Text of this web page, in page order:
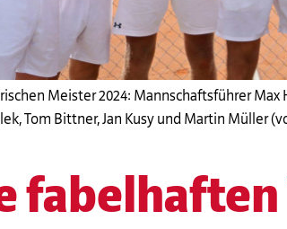
Meister 2024: Mannschaftsführer Max
Tom Bittner, Jan Kusy und Martin Müller
fabelhaften